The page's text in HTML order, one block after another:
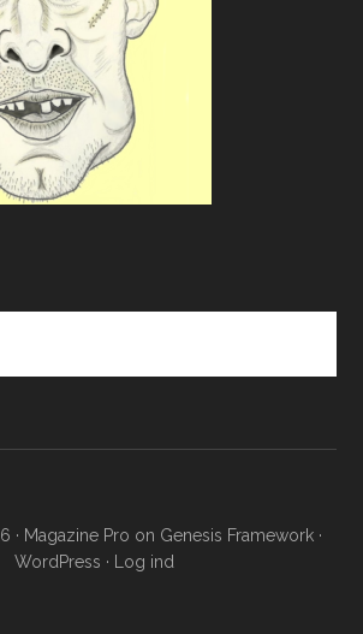
· Magazine Pro on Genesis Framework·
WordPress · Log ind